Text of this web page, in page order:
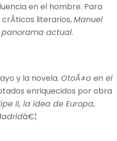
en el hombre. Para
literarios,Manuel
panorama actual.
y la novela. OtoÃ±o en el
enriquecidos por obra
II, la idea de Europa,
â€¦